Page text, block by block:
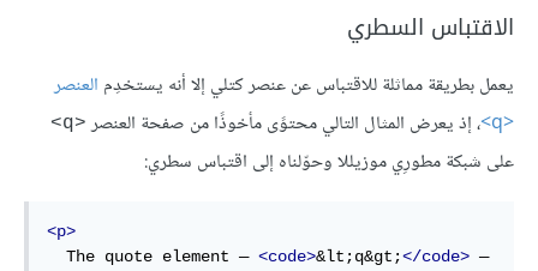
الاقتباس السطري
يعمل بطريقة مماثلة للاقتباس عن عنصر كتلي إلا أنه يستخدِم العنصر
<q>
، إذ يعرض المثال التالي محتوًى مأخوذًا من صفحة العنصر <q>
على شبكة مطورِي موزيللا وحوّلناه إلى اقتباس سطري:
<p>
  The quote element —
<code>&lt;q&gt;</code> —